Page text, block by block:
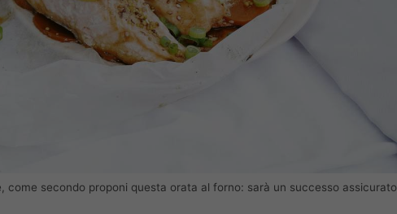
come secondo proponi questa orata al forno: sarà un successo assicurato